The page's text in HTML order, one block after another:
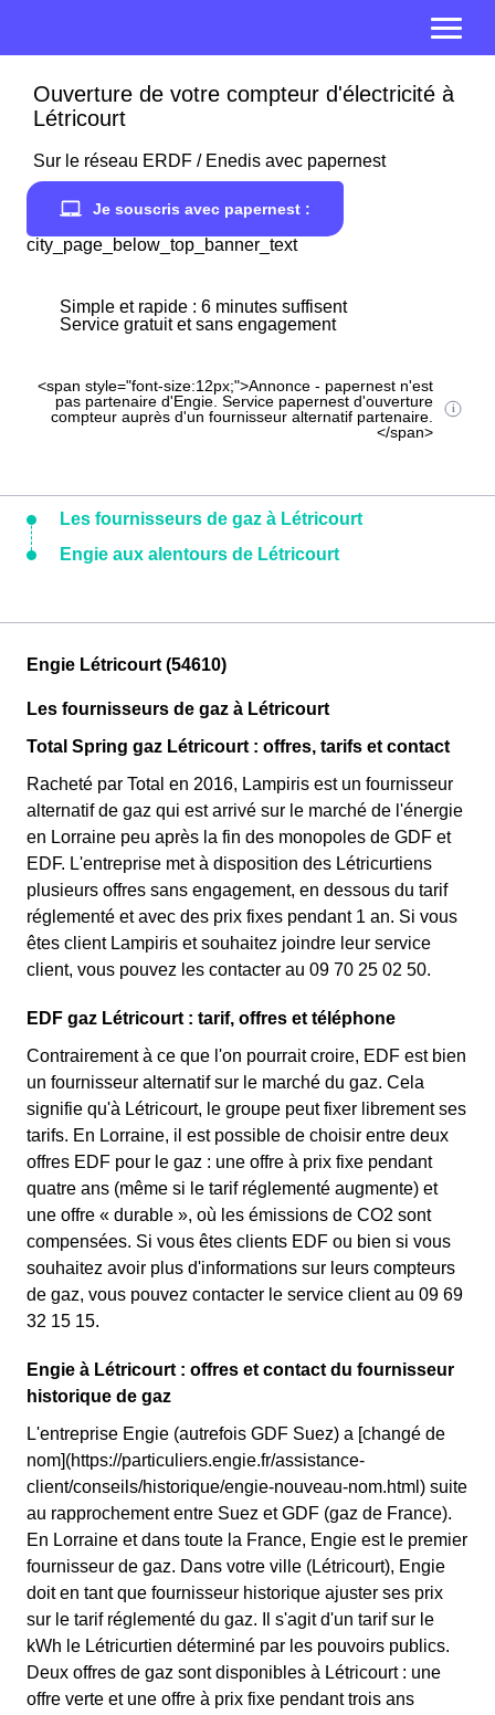
Ouverture de votre compteur d'électricité à
Létricourt
Sur le réseau ERDF / Enedis avec papernest
Je souscris avec papernest :
city_page_below_top_banner_text
Simple et rapide : 6 minutes suffisent
Service gratuit et sans engagement
<span style="font-size:12px;">Annonce - papernest n'est
pas partenaire d'Engie. Service papernest d'ouverture
compteur auprès d'un fournisseur alternatif partenaire.
</span>
Les fournisseurs de gaz à Létricourt
Engie aux alentours de Létricourt
Engie Létricourt (54610)
Les fournisseurs de gaz à Létricourt
Total Spring gaz Létricourt : offres, tarifs et contact
Racheté par Total en 2016, Lampiris est un fournisseur
alternatif de gaz qui est arrivé sur le marché de l'énergie
en Lorraine peu après la fin des monopoles de GDF et
EDF. L'entreprise met à disposition des Létricurtiens
plusieurs offres sans engagement, en dessous du tarif
réglementé et avec des prix fixes pendant 1 an. Si vous
êtes client Lampiris et souhaitez joindre leur service
client, vous pouvez les contacter au 09 70 25 02 50.
EDF gaz Létricourt : tarif, offres et téléphone
Contrairement à ce que l'on pourrait croire, EDF est bien
un fournisseur alternatif sur le marché du gaz. Cela
signifie qu'à Létricourt, le groupe peut fixer librement ses
tarifs. En Lorraine, il est possible de choisir entre deux
offres EDF pour le gaz : une offre à prix fixe pendant
quatre ans (même si le tarif réglementé augmente) et
une offre « durable », où les émissions de CO2 sont
compensées. Si vous êtes clients EDF ou bien si vous
souhaitez avoir plus d'informations sur leurs compteurs
de gaz, vous pouvez contacter le service client au 09 69
32 15 15.
Engie à Létricourt : offres et contact du fournisseur
historique de gaz
L'entreprise Engie (autrefois GDF Suez) a [changé de
nom](https://particuliers.engie.fr/assistance-
client/conseils/historique/engie-nouveau-nom.html) suite
au rapprochement entre Suez et GDF (gaz de France).
En Lorraine et dans toute la France, Engie est le premier
fournisseur de gaz. Dans votre ville (Létricourt), Engie
doit en tant que fournisseur historique ajuster ses prix
sur le tarif réglementé du gaz. Il s'agit d'un tarif sur le
kWh le Létricurtien déterminé par les pouvoirs publics.
Deux offres de gaz sont disponibles à Létricourt : une
offre verte et une offre à prix fixe pendant trois ans